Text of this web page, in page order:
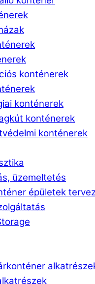
konténerek
konténerek
konténerek
konténerek
üzemeltetés
épületek